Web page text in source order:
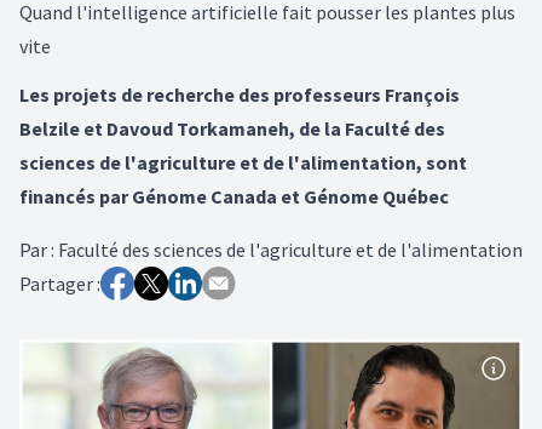
Quand l'intelligence artificielle fait pousser les plantes plus
vite
Les projets de recherche des professeurs François
Belzile et Davoud Torkamaneh, de la Faculté des
sciences de l'agriculture et de l'alimentation, sont
financés par Génome Canada et Génome Québec
Par: Faculté des sciences de l'agriculture et de l'alimentation
Partager :